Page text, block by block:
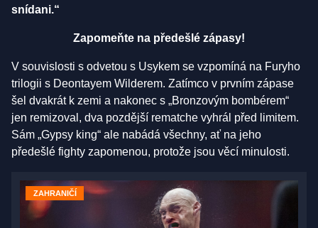
snídani.“
Zapomeňte na předešlé zápasy!
V souvislosti s odvetou s Usykem se vzpomíná na Furyho
trilogii s Deontayem Wilderem. Zatímco v prvním zápase
šel dvakrát k zemi a nakonec s „Bronzovým bombérem“
jen remizoval, dva pozdější rematche vyhrál před limitem.
Sám „Gypsy king“ ale nabádá všechny, ať na jeho
předešlé fighty zapomenou, protože jsou věcí minulosti.
ZAHRANIČÍ